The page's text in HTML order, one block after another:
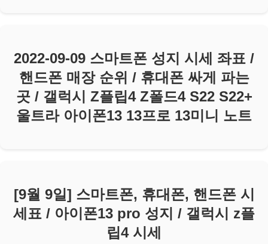
2022-09-09 스마트폰 성지 시세 좌표 /
핸드폰 매장 순위 / 휴대폰 싸게 파는
곳 / 갤럭시 Z플립4 Z폴드4 S22 S22+
울트라 아이폰13 13프로 13미니 노트
[9월 9일] 스마트폰, 휴대폰, 핸드폰 시
세표 / 아이폰13 pro 성지 / 갤럭시 z플
립4 시세